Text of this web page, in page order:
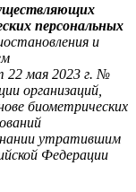
персональных
и
22 мая 2023 г. №
организаций,
биометрических
утратившим
Федерации